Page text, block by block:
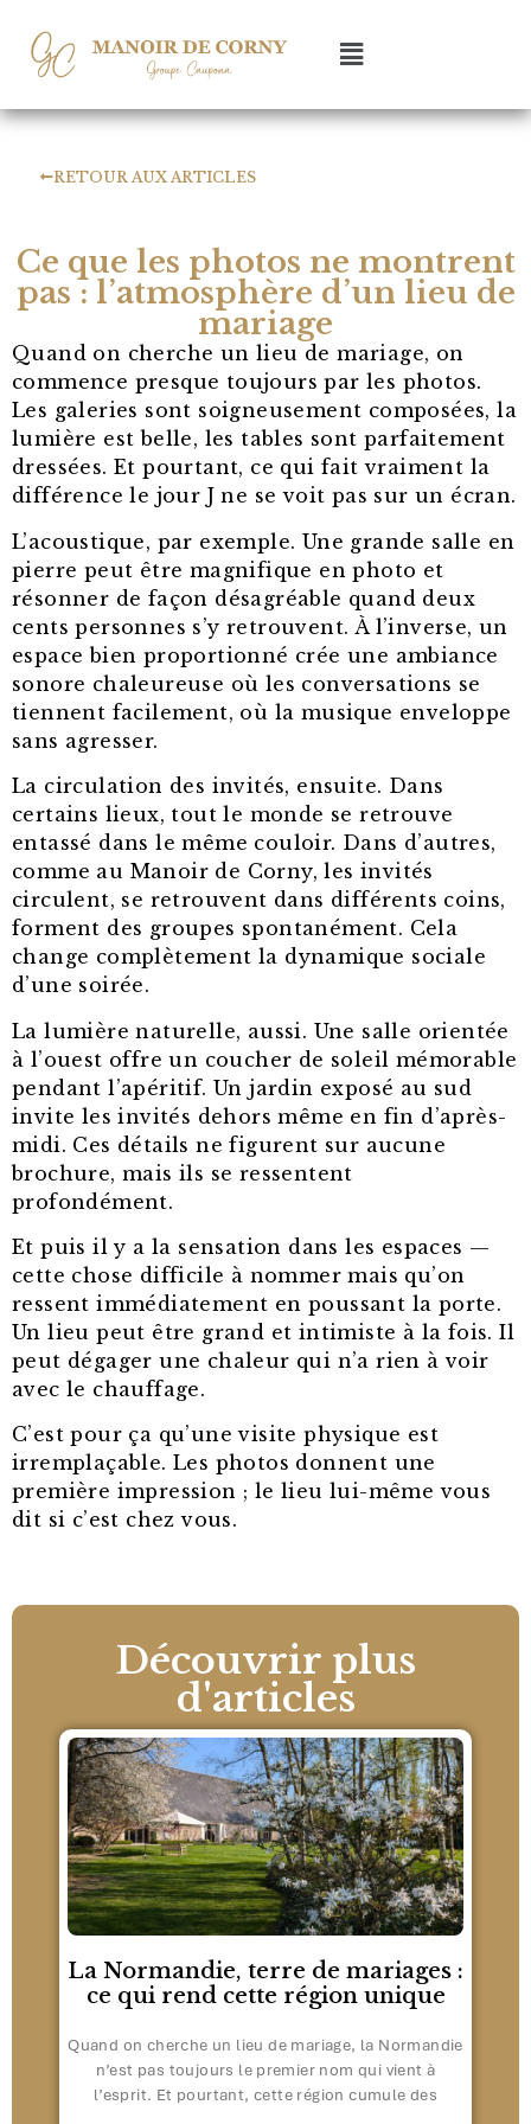
RETOUR AUX ARTICLES
Ce que les photos ne montrent
pas : l’atmosphère d’un lieu de
mariage
Quand on cherche un lieu de mariage, on
commence presque toujours par les photos.
Les galeries sont soigneusement composées, la
lumière est belle, les tables sont parfaitement
dressées. Et pourtant, ce qui fait vraiment la
différence le jour J ne se voit pas sur un écran.
L’acoustique, par exemple. Une grande salle en
pierre peut être magnifique en photo et
résonner de façon désagréable quand deux
cents personnes s’y retrouvent. À l’inverse, un
espace bien proportionné crée une ambiance
sonore chaleureuse où les conversations se
tiennent facilement, où la musique enveloppe
sans agresser.
La circulation des invités, ensuite. Dans
certains lieux, tout le monde se retrouve
entassé dans le même couloir. Dans d’autres,
comme au Manoir de Corny, les invités
circulent, se retrouvent dans différents coins,
forment des groupes spontanément. Cela
change complètement la dynamique sociale
d’une soirée.
La lumière naturelle, aussi. Une salle orientée
à l’ouest offre un coucher de soleil mémorable
pendant l’apéritif. Un jardin exposé au sud
invite les invités dehors même en fin d’après-
midi. Ces détails ne figurent sur aucune
brochure, mais ils se ressentent
profondément.
Et puis il y a la sensation dans les espaces —
cette chose difficile à nommer mais qu’on
ressent immédiatement en poussant la porte.
Un lieu peut être grand et intimiste à la fois. Il
peut dégager une chaleur qui n’a rien à voir
avec le chauffage.
C’est pour ça qu’une visite physique est
irremplaçable. Les photos donnent une
première impression ; le lieu lui-même vous
dit si c’est chez vous.
Découvrir plus
d'articles
La Normandie, terre de mariages :
ce qui rend cette région unique
Quand on cherche un lieu de mariage, la Normandie
n’est pas toujours le premier nom qui vient à
l’esprit. Et pourtant, cette région cumule des